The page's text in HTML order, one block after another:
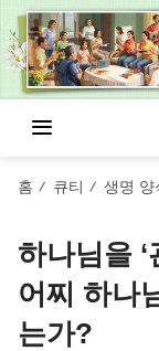
홈 / 큐티 / 생명 양
하나님을 ‘
어찌 하나
는가?